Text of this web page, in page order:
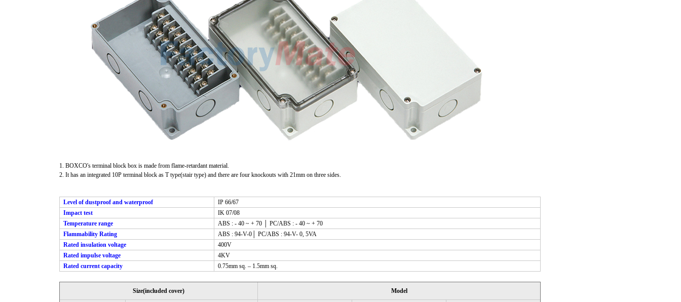
1. BOXCO's terminal block box is made from flame-retardant material.
2. It has an integrated 10P terminal block as T type(stair type) and there are four knockouts with 21mm on three sides.
Level of dustproof and waterproof
IP 66/67
Impact test
IK 07/08
Temperature range
ABS : - 40 ~ + 70 │ PC/ABS : - 40 ~ + 70
Flammability Rating
ABS : 94-V-0│ PC/ABS : 94-V- 0, 5VA
Rated insulation voltage
400V
Rated impulse voltage
4KV
Rated current capacity
0.75mm sq. – 1.5mm sq.
Size(included cover) Model